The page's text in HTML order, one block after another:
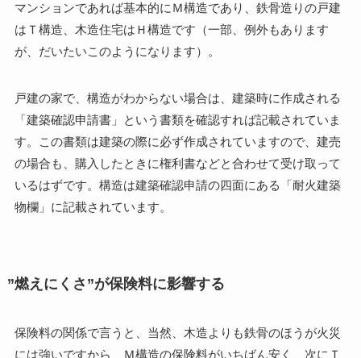
マンションであれば基本的にＭ構造であり、鉄骨造りの戸建
はＴ構造、木造住宅はＨ構造です（一部、例外もあります
が、だいたいこのようになります）。
戸建の家で、構造がわからない場合は、建築時に作成される
「建築確認申請書」という書類を確認すれば記載されていま
す。この書類は建築の際に必ず作成されていますので、建売
の場合も、購入したときに権利書などと合わせて受け取って
いるはずです。構造は建築確認申請の四面にある「耐火建築
物欄」に記載されています。
”燃えにくさ”が保険料に影響する
保険料の関係で言うと、当然、木造よりも鉄骨のほうが火災
には強いですから、Ｍ構造の保険料がいちばん安く、次にＴ